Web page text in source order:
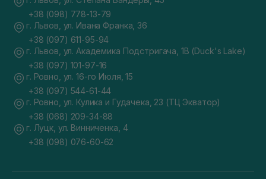
+38 (098) 778-13-79
г. Львов, ул. Ивана Франка, 36
+38 (097) 611-95-94
г. Львов, ул. Академика Подстригача, 1В (Duck's Lake)
+38 (097) 101-97-16
г. Ровно, ул. 16-го Июля, 15
+38 (097) 544-61-44
г. Ровно, ул. Кулика и Гудачека, 23 (ТЦ Экватор)
+38 (068) 209-34-88
г. Луцк, ул. Винниченка, 4
+38 (098) 076-60-62